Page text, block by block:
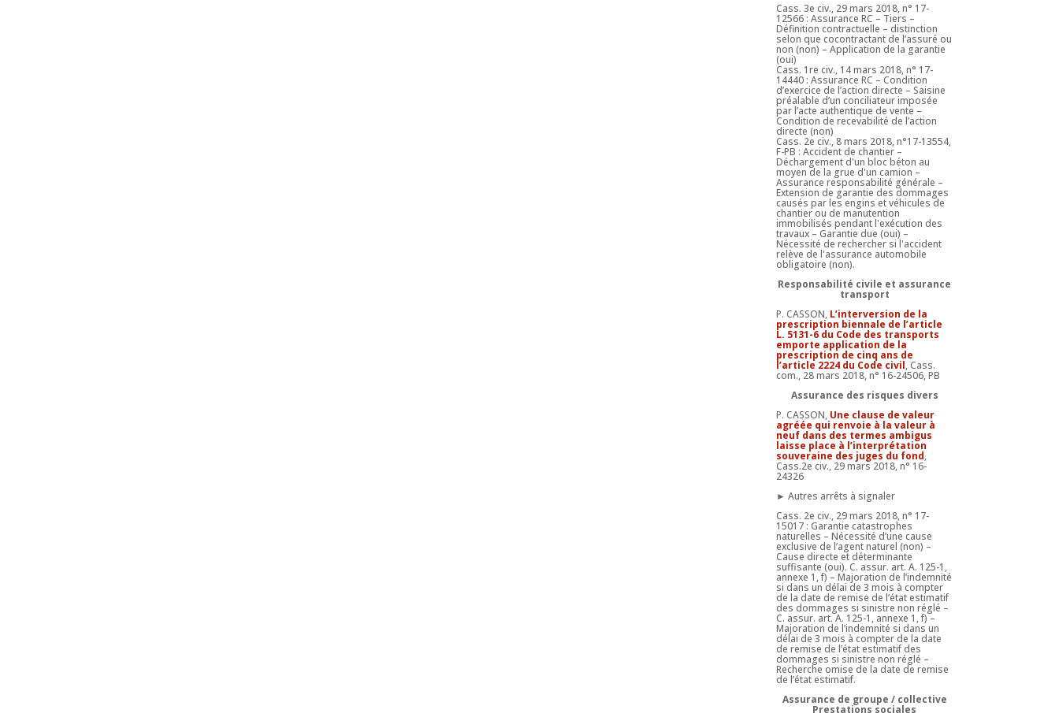
Cass. 3e civ., 29 mars 2018, n° 17-
12566 : Assurance RC – Tiers –
Définition contractuelle – distinction
selon que cocontractant de l’assuré ou
non (non) – Application de la garantie
(oui)
Cass. 1re civ., 14 mars 2018, n° 17-
14440 : Assurance RC – Condition
d’exercice de l’action directe – Saisine
préalable d’un conciliateur imposée
par l’acte authentique de vente –
Condition de recevabilité de l’action
directe (non)
Cass. 2e civ., 8 mars 2018, n°17-13554,
F-PB : Accident de chantier –
Déchargement d'un bloc béton au
moyen de la grue d'un camion –
Assurance responsabilité générale –
Extension de garantie des dommages
causés par les engins et véhicules de
chantier ou de manutention
immobilisés pendant l'exécution des
travaux – Garantie due (oui) –
Nécessité de rechercher si l'accident
relève de l'assurance automobile
obligatoire (non).
Responsabilité civile et assurance
transport
P. CASSON, L’interversion de la
prescription biennale de l’article
L. 5131-6 du Code des transports
emporte application de la
prescription de cinq ans de
l’article 2224 du Code civil, Cass.
com., 28 mars 2018, n° 16-24506, PB
Assurance des risques divers
P. CASSON, Une clause de valeur
agréée qui renvoie à la valeur à
neuf dans des termes ambigus
laisse place à l’interprétation
souveraine des juges du fond,
Cass.2e civ., 29 mars 2018, n° 16-
24326
► Autres arrêts à signaler
Cass. 2e civ., 29 mars 2018, n° 17-
15017 : Garantie catastrophes
naturelles – Nécessité d’une cause
exclusive de l’agent naturel (non) –
Cause directe et déterminante
suffisante (oui). C. assur. art. A. 125-1,
annexe 1, f) – Majoration de l’indemnité
si dans un délai de 3 mois à compter
de la date de remise de l’état estimatif
des dommages si sinistre non réglé –
C. assur. art. A. 125-1, annexe 1, f) –
Majoration de l’indemnité si dans un
délai de 3 mois à compter de la date
de remise de l’état estimatif des
dommages si sinistre non réglé –
Recherche omise de la date de remise
de l’état estimatif.
Assurance de groupe / collective
Prestations sociales